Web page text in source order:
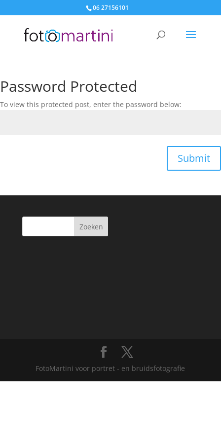
06 27156101
Password Protected
To view this protected post, enter the password below:
Submit
FotoMartini voor portret - en bruidsfotografie